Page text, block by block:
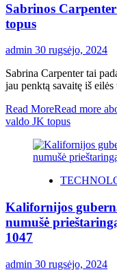
Sabrinos
topus
admin 30 rugsėjo, 2024
Sabrina Carpenter tai
jau penktą savaitę iš
Read MoreRead more
valdo JK topus
Kalifornijos
numušė
1047
admin 30 rugsėjo, 2024